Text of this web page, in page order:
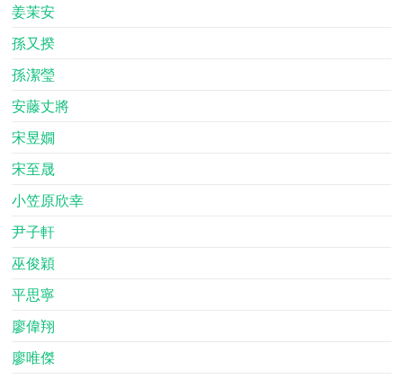
姜茉安
孫又揆
孫潔瑩
安藤丈將
宋昱嫺
宋至晟
小笠原欣幸
尹子軒
巫俊穎
平思寧
廖偉翔
廖唯傑